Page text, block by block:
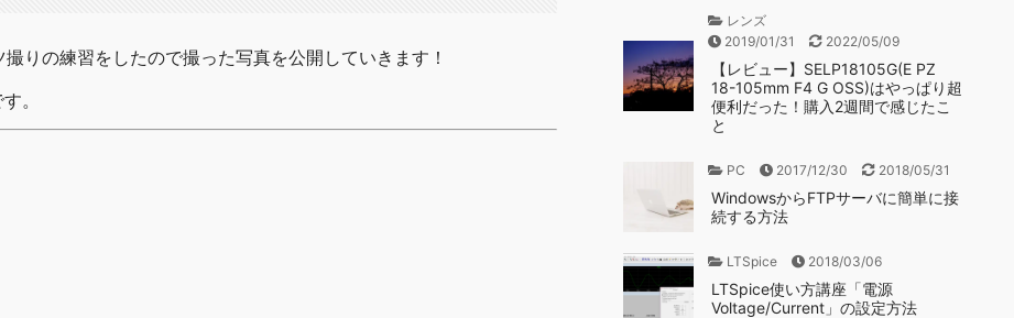
りの練習をしたので撮った写真を公開していきます！
。
レンズ
2019/01/31
2022/05/09
【レビュー】SELP18105G(E PZ
18-105mm F4 G OSS)はやっぱり超
便利だった！購入2週間で感じたこ
と
PC 2017/12/30 2018/05/31
WindowsからFTPサーバに簡単に接
続する方法
LTSpice 2018/03/06
LTSpice使い方講座「電源
Voltage/Current」の設定方法